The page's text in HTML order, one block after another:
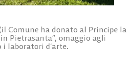
Comune ha donato al Principe la
Pietrasanta”, omaggio agli
laboratori d’arte.